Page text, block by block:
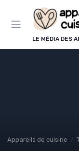
LE MÉDIA DES
Appareils de cuisine
Panneau de gestion